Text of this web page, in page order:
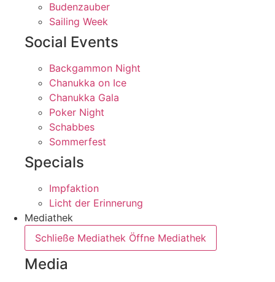
Budenzauber
Sailing Week
Social Events
Backgammon Night
Chanukka on Ice
Chanukka Gala
Poker Night
Schabbes
Sommerfest
Specials
Impfaktion
Licht der Erinnerung
Mediathek
Schließe Mediathek Öffne Mediathek
Media